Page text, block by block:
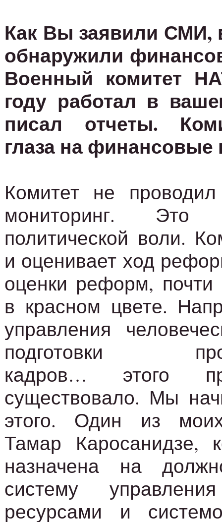
Как Вы заявили СМИ,
обнаружили
Военный комитет
году работал в
писал отчеты.
глаза на
Комитет не проводил
мониторинг. Это
политической воли.
и оценивает ход
оценки реформ,
в красном цвете.
управления
подготовки
кадров… этого
существовало. Мы
этого. Один из
Тамар Каросанидзе,
назначена на
систему
ресурсами и